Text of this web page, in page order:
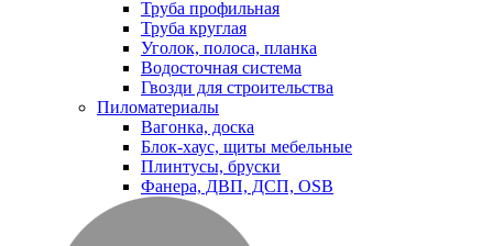
Труба профильная
Труба круглая
Уголок, полоса, планка
Водосточная система
Гвозди для строительства
Пиломатериалы
Вагонка, доска
Блок-хаус, щиты мебельные
Плинтусы, бруски
Фанера, ДВП, ДСП, OSB